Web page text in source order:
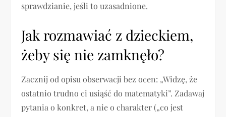
sprawdzianie, jeśli to uzasadnione.
Jak rozmawiać z dzieckiem,
żeby się nie zamknęło?
Zacznij od opisu obserwacji bez ocen: „Widzę, że
ostatnio trudno ci usiąść do matematyki”. Zadawaj
pytania o konkret, a nie o charakter („co jest